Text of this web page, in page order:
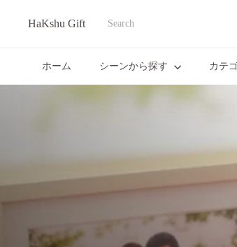
missing:HaKshu Gift Search
ホーム シーンから探す カテ